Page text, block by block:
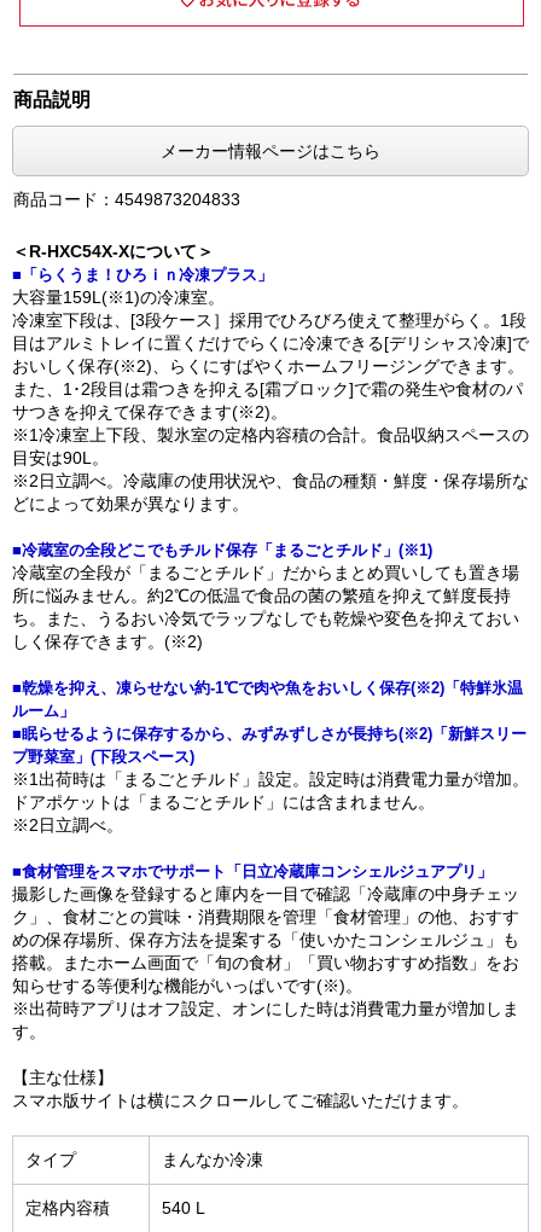
商品説明
メーカー情報ページはこちら
商品コード：4549873204833
＜R-HXC54X-Xについて＞
■「らくうま！ひろｉｎ冷凍プラス」
大容量159L(※1)の冷凍室。
冷凍室下段は、[3段ケース］採用でひろびろ使えて整理がらく。1段
目はアルミトレイに置くだけでらくに冷凍できる[デリシャス冷凍]で
おいしく保存(※2)、らくにすばやくホームフリージングできます。
また、1･2段目は霜つきを抑える[霜ブロック]で霜の発生や食材のパ
サつきを抑えて保存できます(※2)。
※1冷凍室上下段、製氷室の定格内容積の合計。食品収納スペースの
目安は90L。
※2日立調べ。冷蔵庫の使用状況や、食品の種類・鮮度・保存場所な
どによって効果が異なります。
■冷蔵室の全段どこでもチルド保存「まるごとチルド」(※1)
冷蔵室の全段が「まるごとチルド」だからまとめ買いしても置き場
所に悩みません。約2℃の低温で食品の菌の繁殖を抑えて鮮度長持
ち。また、うるおい冷気でラップなしでも乾燥や変色を抑えておい
しく保存できます。(※2)
■乾燥を抑え、凍らせない約-1℃で肉や魚をおいしく保存(※2)「特鮮氷温
ルーム」
■眠らせるように保存するから、みずみずしさが長持ち(※2)「新鮮スリー
プ野菜室」(下段スペース)
※1出荷時は「まるごとチルド」設定。設定時は消費電力量が増加。
ドアポケットは「まるごとチルド」には含まれません。
※2日立調べ。
■食材管理をスマホでサポート「日立冷蔵庫コンシェルジュアプリ」
撮影した画像を登録すると庫内を一目で確認「冷蔵庫の中身チェッ
ク」、食材ごとの賞味・消費期限を管理「食材管理」の他、おすす
めの保存場所、保存方法を提案する「使いかたコンシェルジュ」も
搭載。またホーム画面で「旬の食材」「買い物おすすめ指数」をお
知らせする等便利な機能がいっぱいです(※)。
※出荷時アプリはオフ設定、オンにした時は消費電力量が増加しま
す。
【主な仕様】
スマホ版サイトは横にスクロールしてご確認いただけます。
タイプ まんなか冷凍
定格内容積 540 L